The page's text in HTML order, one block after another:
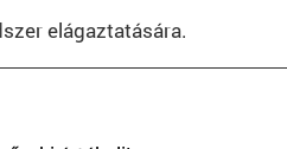
elágaztatására.